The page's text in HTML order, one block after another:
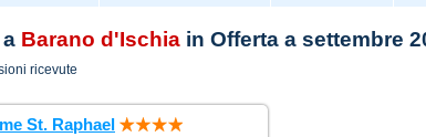
a Barano d'Ischia in Offerta a settembre
ricevute
St. Raphael